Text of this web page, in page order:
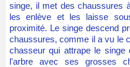
singe, il met des chaussures
les enlève et les laisse
proximité. Le singe descend
chaussures, comme il a vu le
chasseur qui attrape le singe
l'arbre avec ses grosses